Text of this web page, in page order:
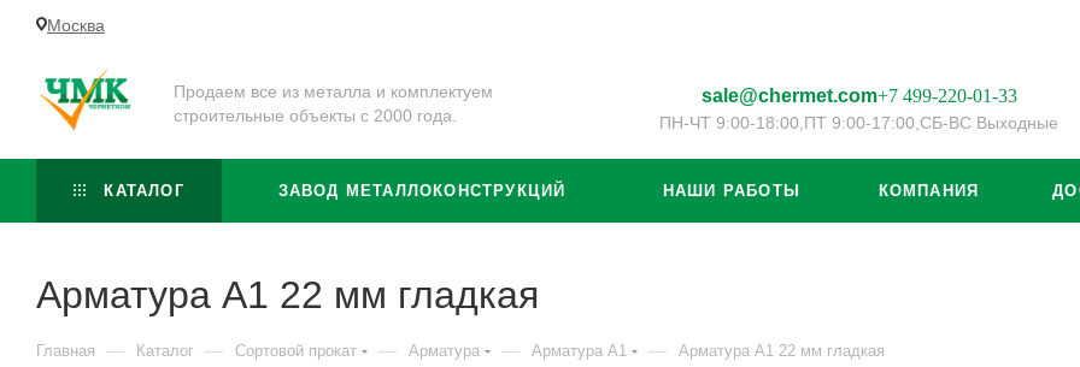
Москва
Продаем все из металла и комплектуем
строительные объекты с 2000 года.
sale@chermet.com+7 499-220-01-33
ПН-ЧТ 9:00-18:00, ПТ 9:00-17:00, СБ-ВС Выходные
КАТАЛОГ ЗАВОД МЕТАЛЛОКОНСТРУКЦИЙ НАШИ РАБОТЫ КОМПАНИЯ
Арматура А1 22 мм гладкая
Главная — Каталог — Сортовой прокат — Арматура — Арматура А1 — Арматура А1 22 мм гладкая